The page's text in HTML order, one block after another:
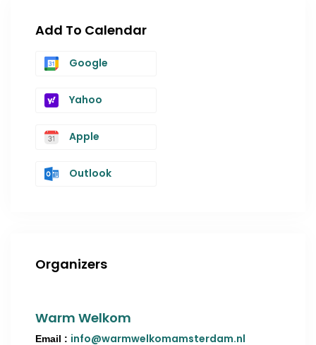
Add To Calendar
Google
Yahoo
Apple
Outlook
Organizers
Warm Welkom
Email : info@warmwelkomamsterdam.nl